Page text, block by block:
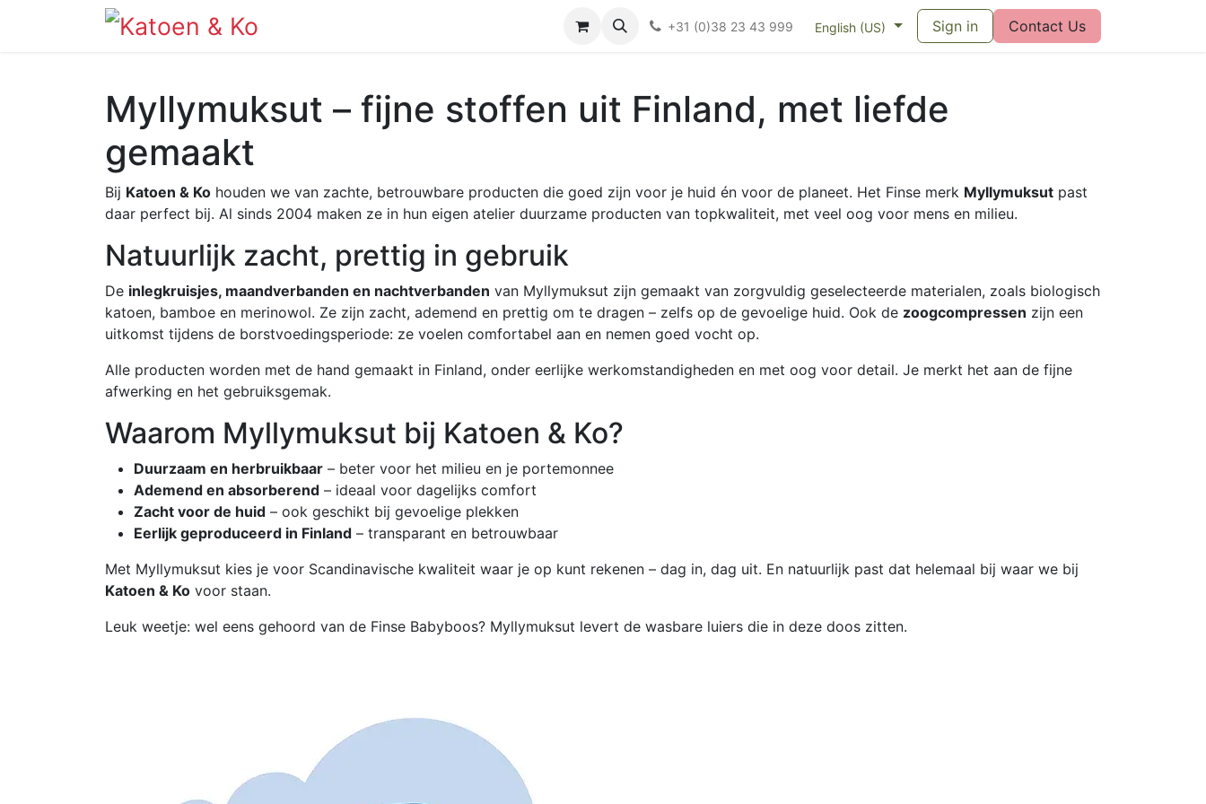
Kieswijzer nacht- en kraamverband Kieswijzer maandverband Vragen over menstruatiecups
+31 (0)38 23 43 999 English (US) Sign in Contact Us
Myllymuksut – fijne stoffen uit Finland, met liefde
gemaakt
Bij Katoen & Ko houden we van zachte, betrouwbare producten die goed zijn voor je huid én voor de planeet. Het Finse merk Myllymuksut past
daar perfect bij. Al sinds 2004 maken ze in hun eigen atelier duurzame producten van topkwaliteit, met veel oog voor mens en milieu.
Natuurlijk zacht, prettig in gebruik
De inlegkruisjes, maandverbanden en nachtverbanden van Myllymuksut zijn gemaakt van zorgvuldig geselecteerde materialen, zoals biologisch
katoen, bamboe en merinowol. Ze zijn zacht, ademend en prettig om te dragen – zelfs op de gevoelige huid. Ook de zoogcompressen zijn een
uitkomst tijdens de borstvoedingsperiode: ze voelen comfortabel aan en nemen goed vocht op.
Alle producten worden met de hand gemaakt in Finland, onder eerlijke werkomstandigheden en met oog voor detail. Je merkt het aan de fijne
afwerking en het gebruiksgemak.
Waarom Myllymuksut bij Katoen & Ko?
Duurzaam en herbruikbaar – beter voor het milieu en je portemonnee
Ademend en absorberend – ideaal voor dagelijks comfort
Zacht voor de huid – ook geschikt bij gevoelige plekken
Eerlijk geproduceerd in Finland – transparant en betrouwbaar
Met Myllymuksut kies je voor Scandinavische kwaliteit waar je op kunt rekenen – dag in, dag uit. En natuurlijk past dat helemaal bij waar we bij
Katoen & Ko voor staan.
Leuk weetje: wel eens gehoord van de Finse Babyboos? Myllymuksut levert de wasbare luiers die in deze doos zitten.